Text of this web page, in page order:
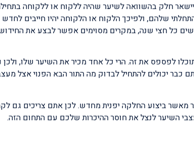
חלק בהשוואה לשיער שהיה ללקוח או ללקוחה
שלהם, ולפיכך הלקוח או הלקוחה יהיו חייבים
כל חצי שנה, במקרים מסוימים אפשר לבצע את
לפספס את זה. הרי כל אחד מכיר את השיער שלו, ולכן
כבר יכולים להתחיל לבדוק מה התור הבא הפנוי אצל
מאשר ביצוע החלקה יפנית מחדש. לכן אתם צריכים גם
השיער לנצל את חוסר ההיכרות שלכם עם התחום הזה.